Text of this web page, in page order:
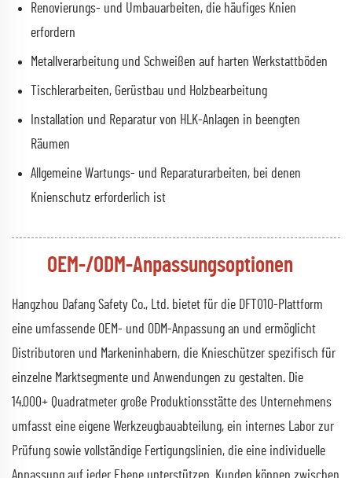
Renovierungs- und Umbauarbeiten, die häufiges Knien
erfordern
Metallverarbeitung und Schweißen auf harten Werkstattböden
Tischlerarbeiten, Gerüstbau und Holzbearbeitung
Installation und Reparatur von HLK-Anlagen in beengten
Räumen
Allgemeine Wartungs- und Reparaturarbeiten, bei denen
Knienschutz erforderlich ist
OEM-/ODM-Anpassungsoptionen
Hangzhou Dafang Safety Co., Ltd. bietet für die DFT010-Plattform
eine umfassende OEM- und ODM-Anpassung an und ermöglicht
Distributoren und Markeninhabern, die Knieschützer spezifisch für
einzelne Marktsegmente und Anwendungen zu gestalten. Die
14.000+ Quadratmeter große Produktionsstätte des Unternehmens
umfasst eine eigene Werkzeugbauabteilung, ein internes Labor zur
Prüfung sowie vollständige Fertigungslinien, die eine individuelle